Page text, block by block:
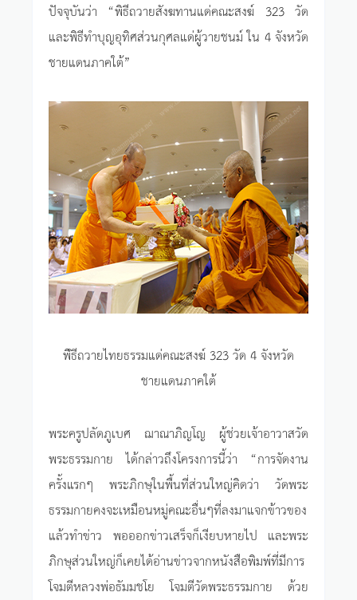
ปัจจุบันว่า “พิธีถวายสังฆทานแด่คณะสงฆ์ 323 วัด
และพิธีทำบุญอุทิศส่วนกุศลแด่ผู้วายชนม์ ใน 4 จังหวัด
ชายแดนภาคใต้”
พิํธีถวายไทยธรรมแด่คณะสงฆ์ 323 วัด 4 จังหวัด
ชายแดนภาคใต้
พระครูปลัดภูเบศ ฌาณาภิญโญ ผู้ช่วยเจ้าอาวาสวัด
พระธรรมกาย ได้กล่าวถึงโครงการนี้ว่า “การจัดงาน
ครั้งแรกๆ พระภิกษุในพื้นที่ส่วนใหญ่คิดว่า วัดพระ
ธรรมกายคงจะเหมือนหมู่คณะอื่นๆที่ลงมาแจกข้าวของ
แล้วทำข่าว พอออกข่าวเสร็จก็เงียบหายไป และพระ
ภิกษุส่วนใหญ่ก็เคยได้อ่านข่าวจากหนังสือพิมพ์ที่มีการ
โจมตีหลวงพ่อธัมมชโย โจมตีวัดพระธรรมกาย ด้วย